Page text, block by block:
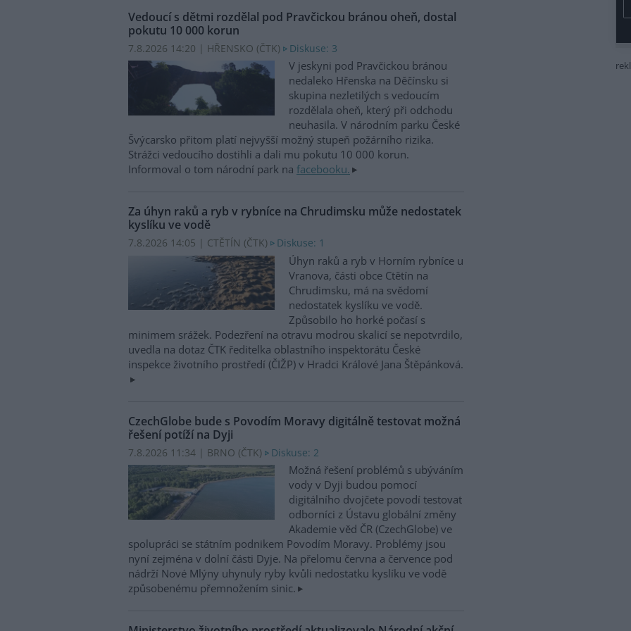
Vedoucí s dětmi rozdělal pod Pravčickou bránou oheň, dostal
pokutu 10 000 korun
7.8.2026 14:20 | HŘENSKO (ČTK) Diskuse: 3
V jeskyni pod Pravčickou bránou
nedaleko Hřenska na Děčínsku si
skupina nezletilých s vedoucím
rozdělala oheň, který při odchodu
neuhasila. V národním parku České
Švýcarsko přitom platí nejvyšší možný stupeň požárního rizika.
Strážci vedoucího dostihli a dali mu pokutu 10 000 korun.
Informoval o tom národní park na facebooku.
Za úhyn raků a ryb v rybníce na Chrudimsku může nedostatek
kyslíku ve vodě
7.8.2026 14:05 | CTĚTÍN (ČTK) Diskuse: 1
Úhyn raků a ryb v Horním rybníce u
Vranova, části obce Ctětín na
Chrudimsku, má na svědomí
nedostatek kyslíku ve vodě.
Způsobilo ho horké počasí s
minimem srážek. Podezření na otravu modrou skalicí se nepotvrdilo,
uvedla na dotaz ČTK ředitelka oblastního inspektorátu České
inspekce životního prostředí (ČIŽP) v Hradci Králové Jana Štěpánková.
CzechGlobe bude s Povodím Moravy digitálně testovat možná
řešení potíží na Dyji
7.8.2026 11:34 | BRNO (ČTK) Diskuse: 2
Možná řešení problémů s ubýváním
vody v Dyji budou pomocí
digitálního dvojčete povodí testovat
odborníci z Ústavu globální změny
Akademie věd ČR (CzechGlobe) ve
spolupráci se státním podnikem Povodím Moravy. Problémy jsou
nyní zejména v dolní části Dyje. Na přelomu června a července pod
nádrží Nové Mlýny uhynuly ryby kvůli nedostatku kyslíku ve vodě
způsobenému přemnožením sinic.